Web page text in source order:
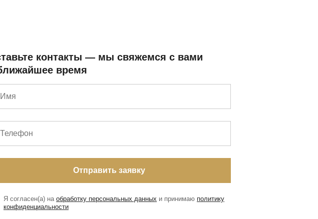
контакты — мы свяжемся с вами
время
Я согласен(а) на обработку персональных данных и принимаю политику
конфиденциальности